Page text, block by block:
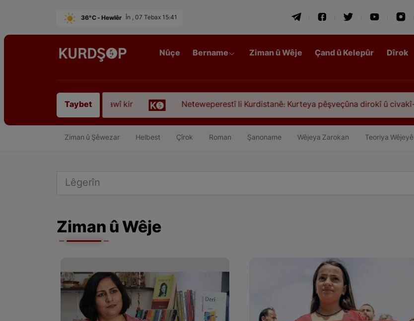
36°C - Hewlêr În , 07 Tebax 15:41
Nûçe Bername Ziman û Wêje Çand û Kelepûr Dîrok
Taybet
koça dawî kir Neteweperestî li Kurdistanê: Kurteya pêşveçûna dirokî û civakî-siyasî
Ziman û Şêwezar Helbest Çîrok Roman Şanoname Wêjeya Zarokan Teoriya Wêjeyê
Ziman û Wêje